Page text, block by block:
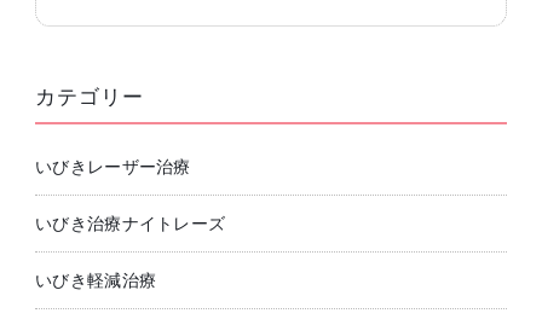
カテゴリー
いびきレーザー治療
いびき治療ナイトレーズ
いびき軽減治療